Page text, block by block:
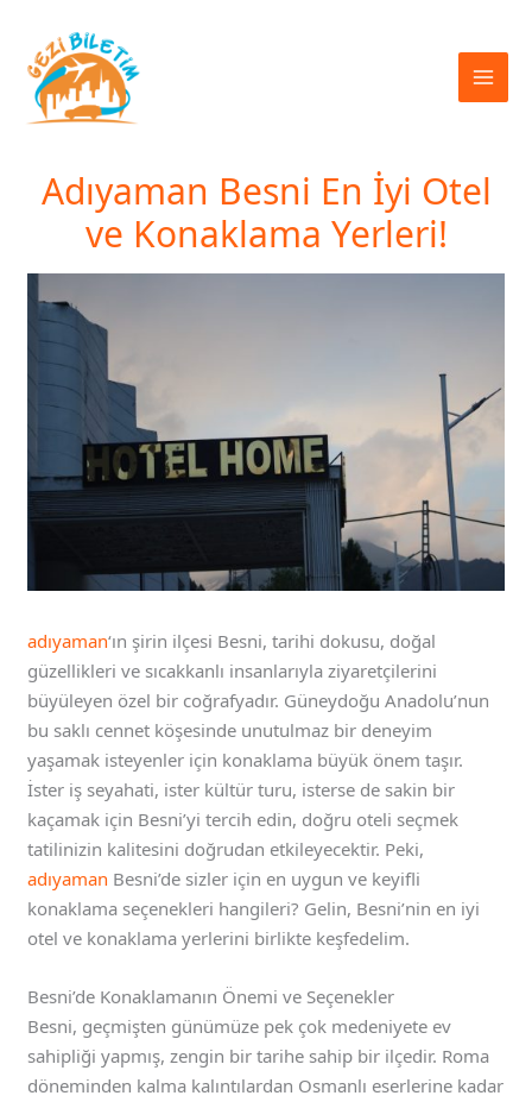
Adıyaman Besni En İyi Otel
ve Konaklama Yerleri!
adıyaman‘ın şirin ilçesi Besni, tarihi dokusu, doğal
güzellikleri ve sıcakkanlı insanlarıyla ziyaretçilerini
büyüleyen özel bir coğrafyadır. Güneydoğu Anadolu’nun
bu saklı cennet köşesinde unutulmaz bir deneyim
yaşamak isteyenler için konaklama büyük önem taşır.
İster iş seyahati, ister kültür turu, isterse de sakin bir
kaçamak için Besni’yi tercih edin, doğru oteli seçmek
tatilinizin kalitesini doğrudan etkileyecektir. Peki,
adıyaman Besni’de sizler için en uygun ve keyifli
konaklama seçenekleri hangileri? Gelin, Besni’nin en iyi
otel ve konaklama yerlerini birlikte keşfedelim.
Besni’de Konaklamanın Önemi ve Seçenekler
Besni, geçmişten günümüze pek çok medeniyete ev
sahipliği yapmış, zengin bir tarihe sahip bir ilçedir. Roma
döneminden kalma kalıntılardan Osmanlı eserlerine kadar